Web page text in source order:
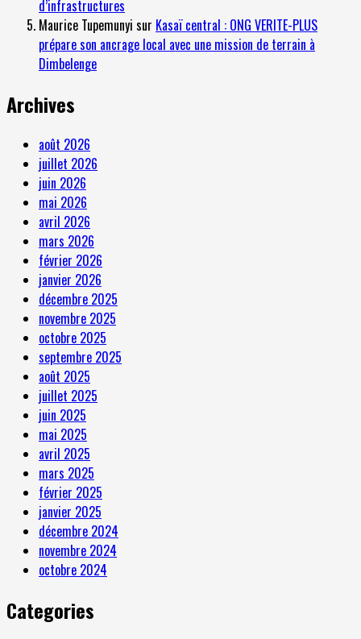
d’infrastructures
Maurice Tupemunyi sur Kasaï central : ONG VERITE-PLUS
prépare son ancrage local avec une mission de terrain à
Dimbelenge
Archives
août 2026
juillet 2026
juin 2026
mai 2026
avril 2026
mars 2026
février 2026
janvier 2026
décembre 2025
novembre 2025
octobre 2025
septembre 2025
août 2025
juillet 2025
juin 2025
mai 2025
avril 2025
mars 2025
février 2025
janvier 2025
décembre 2024
novembre 2024
octobre 2024
Categories